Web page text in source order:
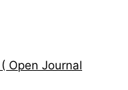
Open Journal